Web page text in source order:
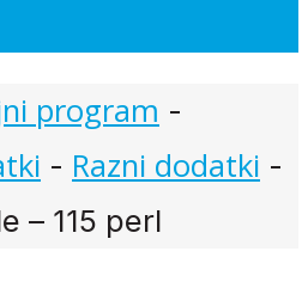
program -
- Razni dodatki -
– 115 perl